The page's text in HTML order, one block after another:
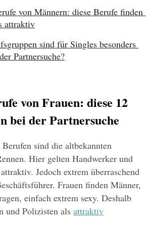
von Männern: diese Berufe finden
attraktiv
sind für Singles besonders
Partnersuche?
von Frauen: diese 12
bei der Partnersuche
sind die altbekannten
Hier gelten Handwerker und
Jedoch extrem überraschend
Frauen finden Männer,
einfach extrem sexy. Deshalb
und Polizisten als attraktiv